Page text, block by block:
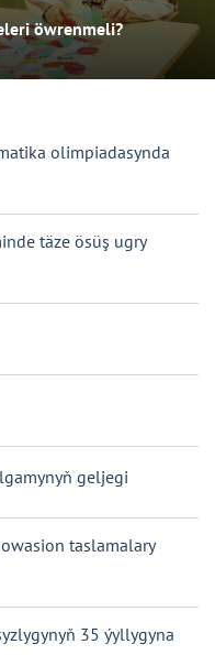
öwrenmeli?
olimpiadasynda
täze ösüş ugry
geljegi
taslamalary
35 ýyllygyna